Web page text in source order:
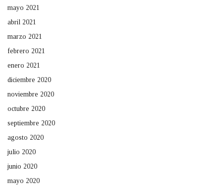
mayo 2021
abril 2021
marzo 2021
febrero 2021
enero 2021
diciembre 2020
noviembre 2020
octubre 2020
septiembre 2020
agosto 2020
julio 2020
junio 2020
mayo 2020